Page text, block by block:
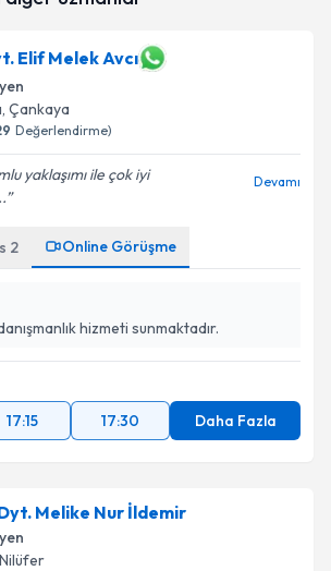
işlenmesine ilişkin
Aydınlatma
okudum ve kişisel verilerimin belirtilen
Elif Melek Avcı
, Çankaya
Değerlendirme)
yaklaşımı ile çok iyi
Devamı
2 Online Görüşme
hizmeti sunmaktadır.
17:15 17:30 Daha Fazla
Melike Nur İldemir